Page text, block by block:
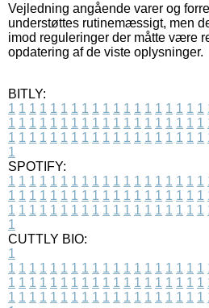
Vejledning angående varer og
understøttes rutinemæssigt, men
imod reguleringer der måtte være
opdatering af de viste oplysninger.
BITLY:
1 1 1 1 1 1 1 1 1 1 1 1 1 1 1 1 1 1 1
1 1 1 1 1 1 1 1 1 1 1 1 1 1 1 1 1 1 1
1 1 1 1 1 1 1 1 1 1 1 1 1 1 1 1 1 1 1
1
SPOTIFY:
1 1 1 1 1 1 1 1 1 1 1 1 1 1 1 1 1 1 1
1 1 1 1 1 1 1 1 1 1 1 1 1 1 1 1 1 1 1
1 1 1 1 1 1 1 1 1 1 1 1 1 1 1 1 1 1 1
1
CUTTLY BIO:
1
1 1 1 1 1 1 1 1 1 1 1 1 1 1 1 1 1 1 1
1 1 1 1 1 1 1 1 1 1 1 1 1 1 1 1 1 1 1
1 1 1 1 1 1 1 1 1 1 1 1 1 1 1 1 1 1 1